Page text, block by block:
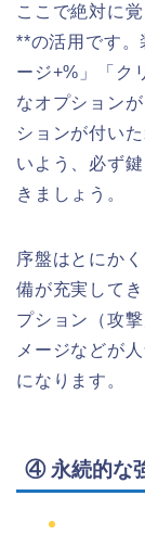
ここで絶対に
**の活用です。
ージ+%」「ク
なオプション
ションが付い
いよう、必ず
きましょう。
序盤はとにか
備が充実して
プション（攻
メージなどが
になります。
④ 永続的な